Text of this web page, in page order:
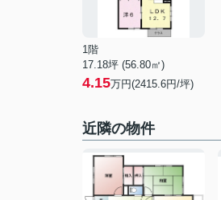
1階
17.18坪 (56.80㎡)
4.15万円(2415.6円/坪)
近隣の物件